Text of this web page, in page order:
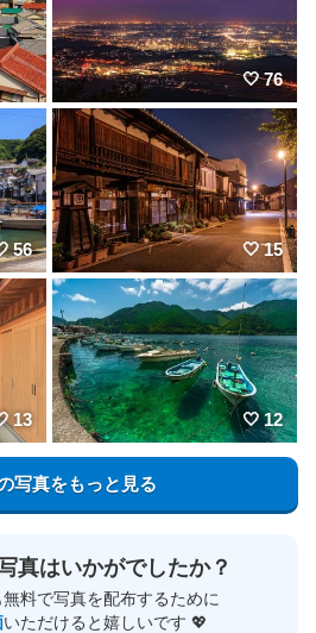
76
56 15
13 12
写真をもっと見る
真はいかがでしたか？
料で写真を配布するために
いただけると嬉しいです 💖